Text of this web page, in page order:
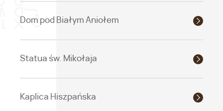
Dom pod Białym Aniołem
Statua św. Mikołaja
Kaplica Hiszpańska